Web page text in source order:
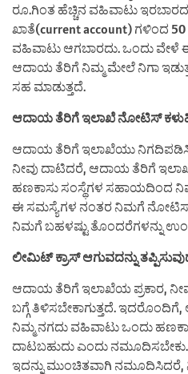
ರೂ.ಗಿಂತ ಹೆಚ್ಚಿನ ವಹಿವಾಟು
ಖಾತೆ(current account) ಗಳಿಂದ
ವಹಿವಾಟು ಆಗಬಾರದು. ಒಂದು ವೇಳೆ
ಆದಾಯ ತೆರಿಗೆ ನಿಮ್ಮ ಮೇಲೆ ನಿಗಾ
ಸಹ ಮಾಡುತ್ತದೆ.
ಆದಾಯ ತೆರಿಗೆ ಇಲಾಖೆ ನೋಟಿಸ್
ಆದಾಯ ತೆರಿಗೆ ಇಲಾಖೆಯು
ನೀವು ದಾಟಿದರೆ, ಆದಾಯ ತೆರಿಗೆ
ಹಣಕಾಸು ಸಂಸ್ಥೆಗಳ ಸಹಾಯದಿಂದ
ಈ ಸಮಸ್ಯೆಗಳ ನಂತರ ನಿಮಗೆ ನೋಟಿಸ್
ನಿಮಗೆ ಬಹಳಷ್ಟು ತೊಂದರೆಗಳನ್ನು
ಲೀಮಿಟ್ ಕ್ರಾಸ್ ಆಗುವದನ್ನು
ಆದಾಯ ತೆರಿಗೆ ಇಲಾಖೆಯ ಪ್ರಕಾರ,
ಬಗ್ಗೆ ತಿಳಿಸಬೇಕಾಗುತ್ತದೆ.
ನಿಮ್ಮ ನಗದು ವಹಿವಾಟು ಒಂದು
ದಾಟಬಹುದು ಎಂದು
ಇದನ್ನು ಮುಂಚಿತವಾಗಿ